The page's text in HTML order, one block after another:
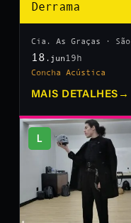
Derrama
Cia. As Graças ·
18 .jun 19h
Concha Acústica
MAIS DETALHES →
L